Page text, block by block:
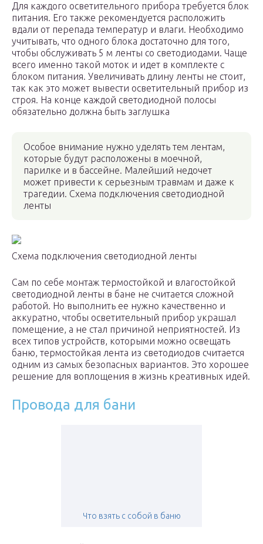
Для каждого осветительного прибора требуется блок
питания. Его также рекомендуется расположить
вдали от перепада температур и влаги. Необходимо
учитывать, что одного блока достаточно для того,
чтобы обслуживать 5 м ленты со светодиодами. Чаще
всего именно такой моток и идет в комплекте с
блоком питания. Увеличивать длину ленты не стоит,
так как это может вывести осветительный прибор из
строя. На конце каждой светодиодной полосы
обязательно должна быть заглушка
Особое внимание нужно уделять тем лентам,
которые будут расположены в моечной,
парилке и в бассейне. Малейший недочет
может привести к серьезным травмам и даже к
трагедии. Схема подключения светодиодной
ленты
Схема подключения светодиодной ленты
Сам по себе монтаж термостойкой и влагостойкой
светодиодной ленты в бане не считается сложной
работой. Но выполнить ее нужно качественно и
аккуратно, чтобы осветительный прибор украшал
помещение, а не стал причиной неприятностей. Из
всех типов устройств, которыми можно освещать
баню, термостойкая лента из светодиодов считается
одним из самых безопасных вариантов. Это хорошее
решение для воплощения в жизнь креативных идей.
Провода для бани
Что взять с собой в баню